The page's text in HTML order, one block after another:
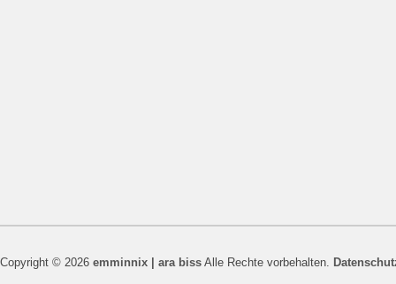
Copyright © 2026 emminnix | ara biss Alle Rechte vorbehalten.